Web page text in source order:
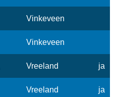
Vinkeveen
Vinkeveen
Vreeland ja
Vreeland ja